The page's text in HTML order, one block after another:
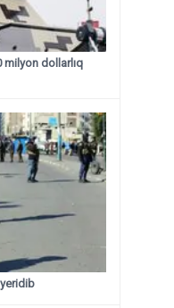
milyon dollarlıq